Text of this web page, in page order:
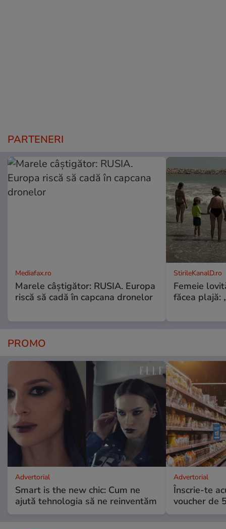
PARTENERI
Mediafax.ro
Marele câștigător: RUSIA. Europa
riscă să cadă în capcana dronelor
StirileKanalD.ro
Femeie
făcea plajă:
PROMO
Advertorial
Smart is the new chic: Cum ne
ajută tehnologia să ne reinventăm
Advertorial
Înscrie-te
voucher de